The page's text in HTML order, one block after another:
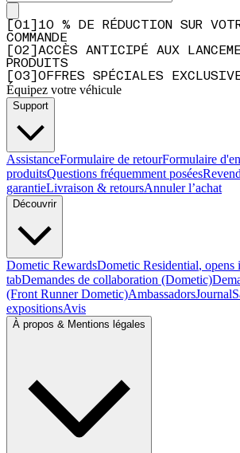
01
10 % DE RÉDUCTION SUR
COMMANDE
02
ACCÈS ANTICIPÉ AUX
PRODUITS
03 OFFRES SPÉCIALES
Équipez votre véhicule
Support
AssistanceFormulaire de retourFormulaire
produitsQuestions fréquemment posées
garantieLivraison & retoursAnnuler l’achat
Découvrir
Dometic RewardsDometic Residential, opens
tabDemandes de collaboration (Dometic)
(Front Runner Dometic)AmbassadorsJournal
expositionsAvis
À propos & Mentions légales